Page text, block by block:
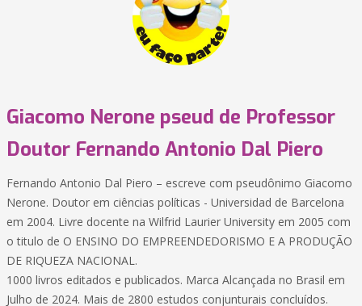
Giacomo Nerone pseud de Professor
Doutor Fernando Antonio Dal Piero
Fernando Antonio Dal Piero – escreve com pseudônimo Giacomo
Nerone. Doutor em ciências políticas - Universidad de Barcelona
em 2004. Livre docente na Wilfrid Laurier University em 2005 com
o titulo de O ENSINO DO EMPREENDEDORISMO E A PRODUÇÃO
DE RIQUEZA NACIONAL.
1000 livros editados e publicados. Marca Alcançada no Brasil em
Julho de 2024. Mais de 2800 estudos conjunturais concluídos.